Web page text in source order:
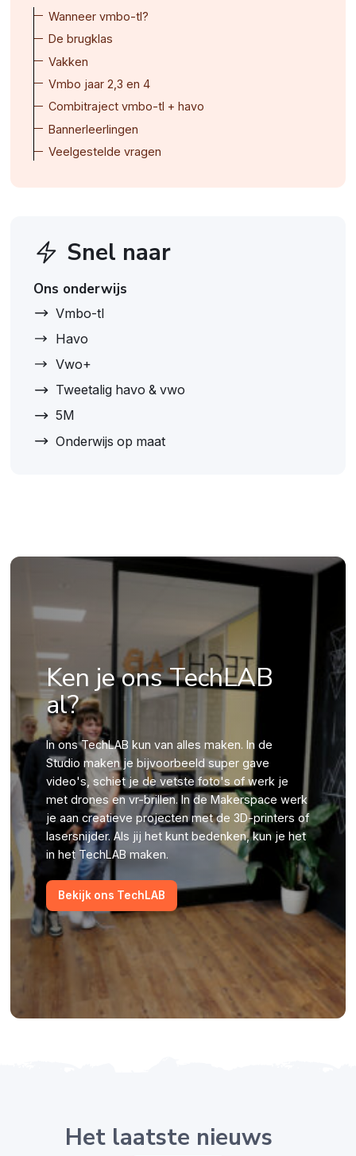
Wanneer vmbo-tl?
De brugklas
Vakken
Vmbo jaar 2,3 en 4
Combitraject vmbo-tl + havo
Bannerleerlingen
Veelgestelde vragen
Snel naar
Ons onderwijs
Vmbo-tl
Havo
Vwo+
Tweetalig havo & vwo
5M
Onderwijs op maat
Ken je ons TechLAB
al?
In ons TechLAB kun van alles maken. In de
Studio maken je bijvoorbeeld super gave
video's, schiet je de vetste foto's of werk je
met drones en vr-brillen. In de Makerspace werk
je aan creatieve projecten met de 3D-printers of
lasersnijder. Als jij het kunt bedenken, kun je het
in het TechLAB maken.
Bekijk ons TechLAB
Het laatste nieuws